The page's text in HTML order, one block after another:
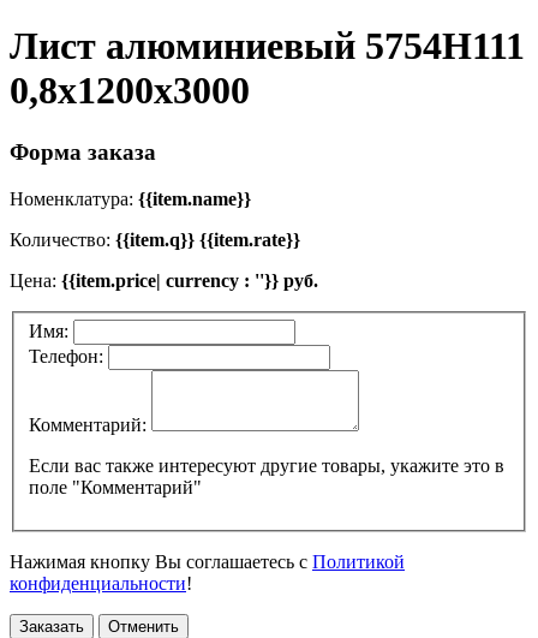
Лист алюминиевый 5754Н111
0,8х1200х3000
Форма заказа
Номенклатура: {{item.name}}
Количество: {{item.q}} {{item.rate}}
Цена: {{item.price| currency : ''}} руб.
Имя:
Телефон:
Комментарий:
Если вас также интересуют другие товары, укажите это в
поле "Комментарий"
Нажимая кнопку Вы соглашаетесь с Политикой
конфиденциальности!
Заказать Отменить